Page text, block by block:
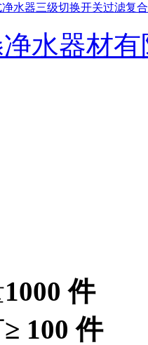
水器三级切换开关过滤复
水器材
1000 件
≥ 100 件